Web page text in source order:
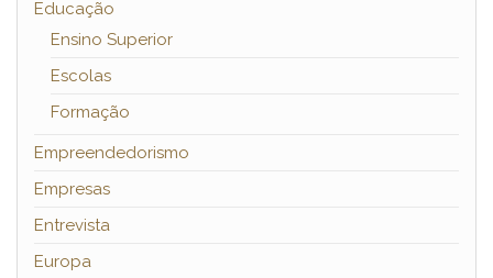
Educação
Ensino Superior
Escolas
Formação
Empreendedorismo
Empresas
Entrevista
Europa